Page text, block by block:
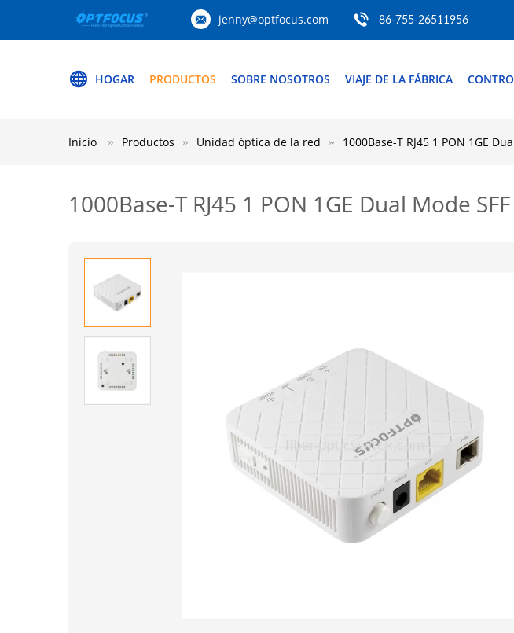
jenny@optfocus.com 86-755-26511956
HOGAR PRODUCTOS SOBRE NOSOTROS VIAJE DE LA FÁBRICA
Inicio Productos Unidad óptica de la red 1000Base-T RJ45 1 PON 1GE
1000Base-T RJ45 1 PON 1GE Dual Mode